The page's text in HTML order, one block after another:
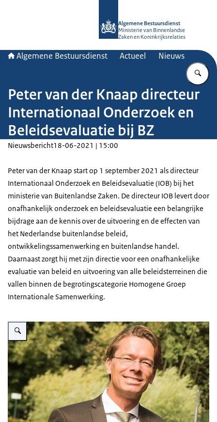
Algemene Bestuursdienst
Ministerie van Binnenlandse
Zaken en Koninkrijksrelaties
Algemene Bestuursdienst Actueel Nieuws
Peter van der Knaap directeur
Internationaal Onderzoek en
Beleidsevaluatie bij BZ
Nieuwsbericht18-06-2021 | 15:00
Peter van der Knaap start op 1 september 2021 als directeur
Internationaal Onderzoek en Beleidsevaluatie (IOB) bij het
ministerie van Buitenlandse Zaken. De directeur IOB levert door
onafhankelijk onderzoek en beleidsevaluatie een belangrijke
bijdrage aan de kennis over de uitvoering en de effecten van
het Nederlandse buitenlandse beleid,
ontwikkelingssamenwerking en buitenlandse handel.
Daarnaast zorgt hij met zijn directie voor een onafhankelijke
evaluatie van beleid en uitvoering van alle beleidsterreinen die
vallen binnen de begrotingscategorie Homogene Groep
Internationale Samenwerking.
Vergroot afbeelding Peter van der Knaap